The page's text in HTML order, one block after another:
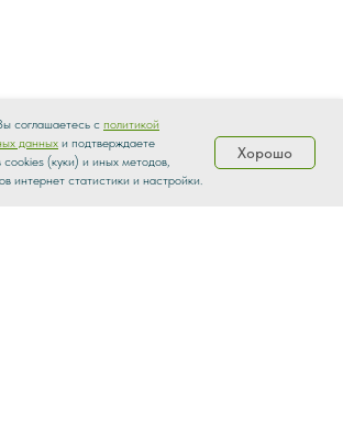
Доставка
соглашаетесь с политикой
данных и подтверждаете
cookies (куки) и иных методов,
интернет статистики и настройки.
Хорошо